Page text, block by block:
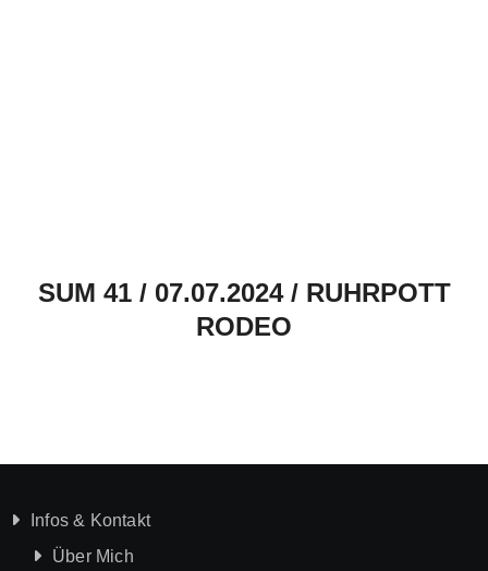
SUM 41 / 07.07.2024 / RUHRPOTT
RODEO
Infos & Kontakt
Über Mich